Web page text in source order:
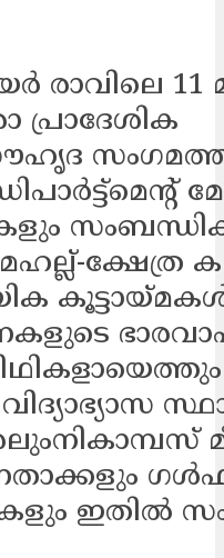
രാവിലെ 11
പ്രാദേശിക
ക്ഷേത്ര
വിദ്യാഭ്യാസ
ഇതില്‍